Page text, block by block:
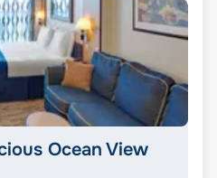
Ocean View